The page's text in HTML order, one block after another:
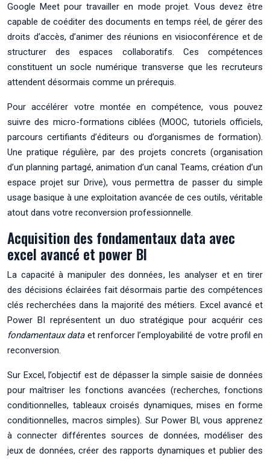
Google Meet pour travailler en mode projet. Vous devez être
capable de coéditer des documents en temps réel, de gérer des
droits d’accès, d’animer des réunions en visioconférence et de
structurer des espaces collaboratifs. Ces compétences
constituent un socle numérique transverse que les recruteurs
attendent désormais comme un prérequis.
Pour accélérer votre montée en compétence, vous pouvez
suivre des micro-formations ciblées (MOOC, tutoriels officiels,
parcours certifiants d’éditeurs ou d’organismes de formation).
Une pratique régulière, par des projets concrets (organisation
d’un planning partagé, animation d’un canal Teams, création d’un
espace projet sur Drive), vous permettra de passer du simple
usage basique à une exploitation avancée de ces outils, véritable
atout dans votre reconversion professionnelle.
Acquisition des fondamentaux data avec
excel avancé et power BI
La capacité à manipuler des données, les analyser et en tirer
des décisions éclairées fait désormais partie des compétences
clés recherchées dans la majorité des métiers. Excel avancé et
Power BI représentent un duo stratégique pour acquérir ces
fondamentaux dataet renforcer l’employabilité de votre profil en
reconversion.
Sur Excel, l’objectif est de dépasser la simple saisie de données
pour maîtriser les fonctions avancées (recherches, fonctions
conditionnelles, tableaux croisés dynamiques, mises en forme
conditionnelles, macros simples). Sur Power BI, vous apprenez
à connecter différentes sources de données, modéliser des
jeux de données, créer des rapports dynamiques et publier des